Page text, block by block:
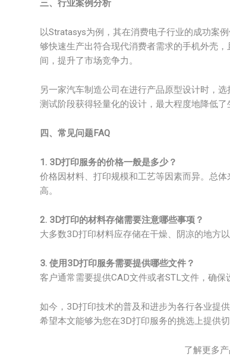
三、行业案例分析
以Stratasys为例，其在消费电子行业的成功案
够快速生产出符合现代消费者需求的手机外壳
间，提升了市场竞争力。
另一家汽车制造公司在进行产品原型设计时，
测试阶段获得轻量化的设计，最大程度地降低了
四、常见问题FAQ
1. 3D打印服务的价格一般是多少？
价格因材料、打印规模和工艺等因素而异。总
高。
2. 3D打印的材料存储需要注意哪些事项？
大多数3D打印材料应存储在干燥、阴凉的地方
3. 使用3D打印服务需要提供哪些文件？
客户通常需要提供CAD文件或者STL文件，确保
如今，3D打印技术的普及和进步为各行各业提
希望本文能够为您在3D打印服务的挑选上提供切
了解更多